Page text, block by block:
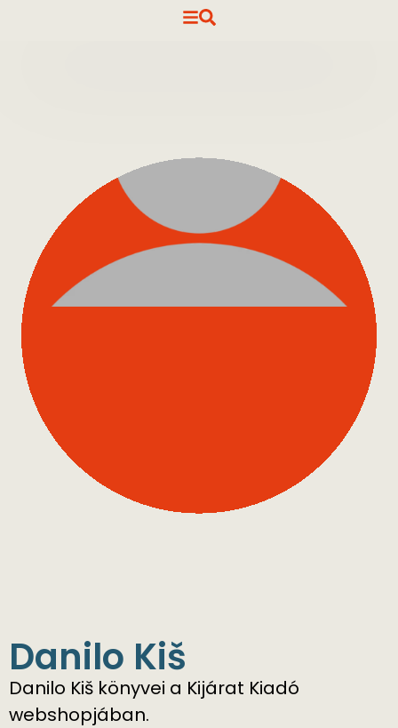
Danilo ​Kiš
Danilo ​Kiš könyvei a Kijárat Kiadó
webshopjában.